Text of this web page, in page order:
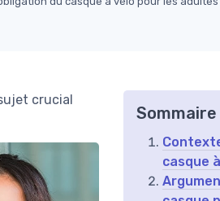
crucial
Sommaire
casque